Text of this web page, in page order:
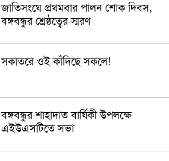
জাতিসংঘে প্রথমবার পালন শোক দিবস,
বঙ্গবন্ধুর শ্রেষ্ঠত্বের স্মরণ
সকাতরে ওই কাঁদিছে সকলে!
বঙ্গবন্ধুর শাহাদাত বার্ষিকী উপলক্ষে
এইউএসটিতে সভা